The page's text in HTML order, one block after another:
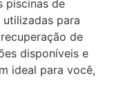
piscinas de
para
de
disponíveis e
ideal para você,